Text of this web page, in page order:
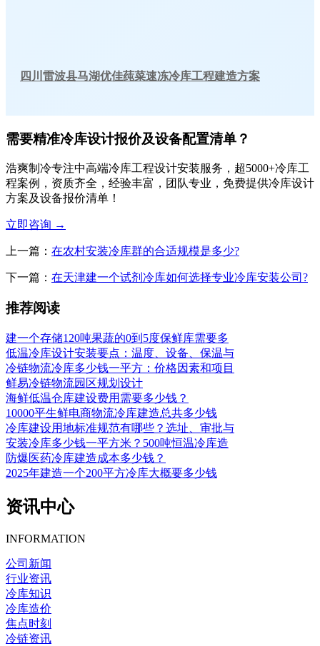
四川雷波县马湖优佳莼菜速冻冷库工程建造方案
需要精准冷库设计报价及设备配置清单？
浩爽制冷专注中高端冷库工程设计安装服务，超5000+冷库工
程案例，资质齐全，经验丰富，团队专业，免费提供冷库设计
方案及设备报价清单！
立即咨询 →
上一篇： 在农村安装冷库群的合适规模是多少?
下一篇： 在天津建一个试剂冷库如何选择专业冷库安装公司?
推荐阅读
建一个存储120吨果蔬的0到5度保鲜库需要多
低温冷库设计安装要点：温度、设备、保温与
冷链物流冷库多少钱一平方：价格因素和项目
鲜易冷链物流园区规划设计
海鲜低温仓库建设费用需要多少钱？
10000平生鲜电商物流冷库建造总共多少钱
冷库建设用地标准规范有哪些？选址、审批与
安装冷库多少钱一平方米？500吨恒温冷库造
防爆医药冷库建造成本多少钱？
2025年建造一个200平方冷库大概要多少钱
资讯中心
INFORMATION
公司新闻
行业资讯
冷库知识
冷库造价
焦点时刻
冷链资讯